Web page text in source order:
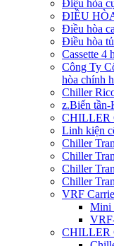
Điều hòa
ĐIỀU
Điều hòa
Điều hòa
Cassette 4
Công Ty
hòa chính
Chiller
z.Biến
CHILLER
Linh kiện
Chiller
Chiller
Chiller
Chiller
VRF
Mini
CHILLER